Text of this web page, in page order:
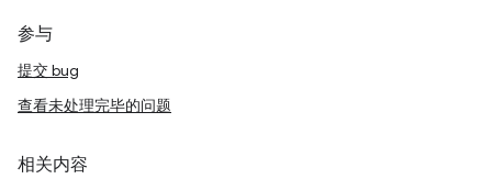
参与
提交 bug
查看未处理完毕的问题
相关内容